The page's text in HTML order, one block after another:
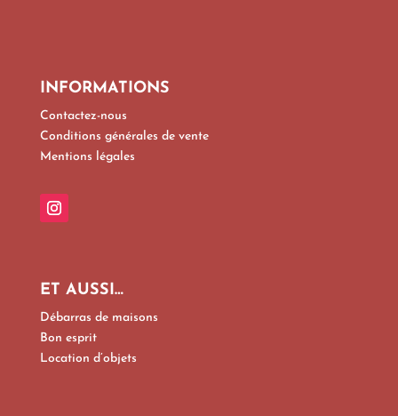
INFORMATIONS
Contactez-nous
Conditions générales de vente
Mentions légales
ET AUSSI…
Débarras de maisons
Bon esprit
Location d’objets